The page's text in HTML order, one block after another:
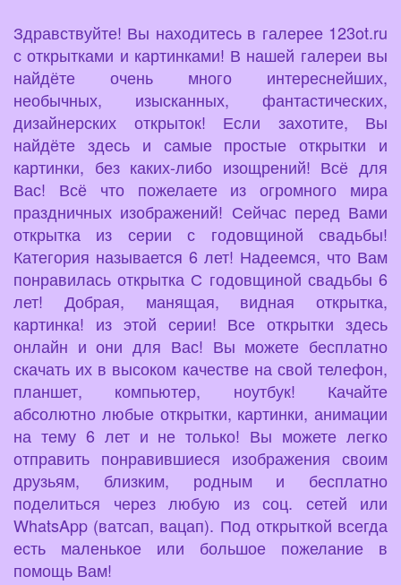
Здравствуйте! Вы находитесь в галерее 123ot.ru
с открытками и картинками! В нашей галереи вы
найдёте очень много интереснейших,
необычных, изысканных, фантастических,
дизайнерских открыток! Если захотите, Вы
найдёте здесь и самые простые открытки и
картинки, без каких-либо изощрений! Всё для
Вас! Всё что пожелаете из огромного мира
праздничных изображений! Сейчас перед Вами
открытка из серии с годовщиной свадьбы!
Категория называется 6 лет! Надеемся, что Вам
понравилась открытка С годовщиной свадьбы 6
лет! Добрая, манящая, видная открытка,
картинка! из этой серии! Все открытки здесь
онлайн и они для Вас! Вы можете бесплатно
скачать их в высоком качестве на свой телефон,
планшет, компьютер, ноутбук! Качайте
абсолютно любые открытки, картинки, анимации
на тему 6 лет и не только! Вы можете легко
отправить понравившиеся изображения своим
друзьям, близким, родным и бесплатно
поделиться через любую из соц. сетей или
WhatsApp (ватсап, вацап). Под открыткой всегда
есть маленькое или большое пожелание в
помощь Вам!